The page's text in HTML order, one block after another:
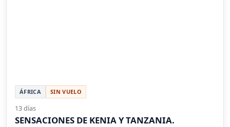
ÁFRICA SIN VUELO
13 días
SENSACIONES DE KENIA Y TANZANIA.